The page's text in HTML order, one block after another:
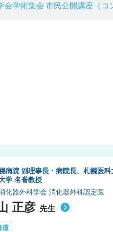
会学術集会 市民公開講座（コ
病院 副理事長・病院長、札幌医
学 名誉教授
化器外科学会 消化器外科認定医
正彦 先生
道